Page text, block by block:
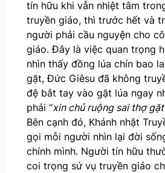
tín hữu khi vẫn nhiệt tâm
truyền giáo, thì trước hết và
người phải cầu nguyện cho
giáo. Đây là việc quan trọng
nhìn thấy đồng lúa chín bao
gặt, Đức Giêsu đã không
đệ bắt tay vào gặt lúa ngay
phải “xin chủ ruộng sai thợ
Bên cạnh đó, Khánh nhật
gọi mỗi người nhìn lại đời
chính mình. Người tín hữu
coi trọng sứ vụ truyền giáo